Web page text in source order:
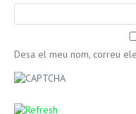
Desa el meu nom, correu